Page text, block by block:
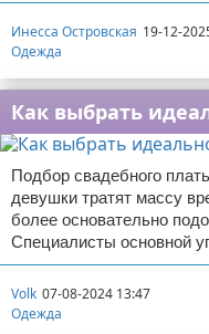
Инесса Островская 19-12-
Одежда
Как выбрать
Подбор свадебного
девушки тратят массу
более основательно
Специалисты основной
Volk 07-08-2024 13:47
Одежда